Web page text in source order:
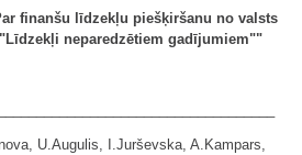
finanšu līdzekļu piešķiršanu no valsts
neparedzētiem gadījumiem""
U.Augulis, I.Jurševska, A.Kampars,